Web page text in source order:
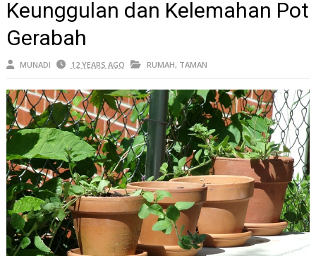
Keunggulan dan Kelemahan Pot
Gerabah
MUNADI 12 YEARS AGO RUMAH, TAMAN